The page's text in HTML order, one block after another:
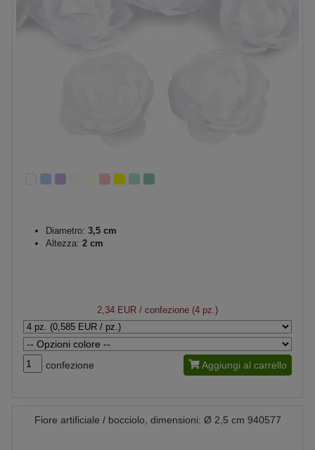
Diametro: 3,5 cm
Altezza: 2 cm
2,34 EUR / confezione (4 pz.)
confezione Aggiungi al carrello
Fiore artificiale / bocciolo, dimensioni: Ø 2,5 cm 940577